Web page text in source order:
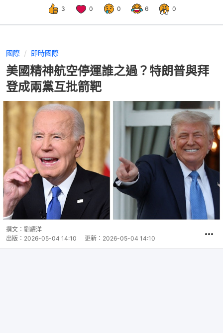
3 0 0 6 0
國際 即時國際
美國精神航空停運誰之過？特朗普與拜
登成兩黨互批箭靶
撰文： 劉耀洋
出版： 2026-05-04 14:10 更新： 2026-05-04 14:10